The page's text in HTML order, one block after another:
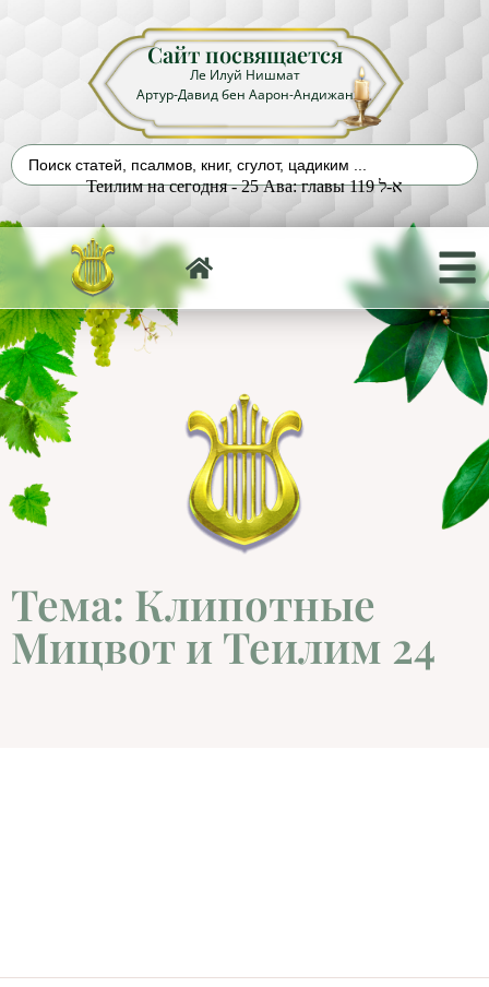
Сайт посвящается
Ле Илуй Нишмат
Артур-Давид бен Аарон-Андижан
Теилим на сегодня - 25 Ава: главы 119 א-ל
Тема: Клипотные
Мицвот и Теилим 24